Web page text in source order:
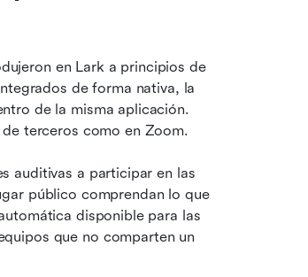
en Lark a principios de
de forma nativa, la
de la misma aplicación.
terceros como en Zoom.
auditivas a participar en las
público comprendan lo que
disponible para las
que no comparten un